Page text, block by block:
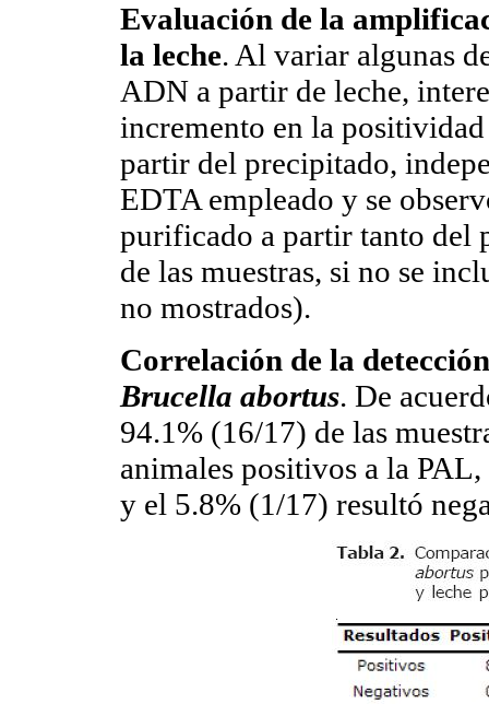
Evaluación de la
la leche. Al variar algunas
ADN a partir de leche,
incremento en la
partir del precipitado,
EDTA empleado y se
purificado a partir tanto del
de las muestras, si no se
no mostrados).
Correlación de la
Brucella abortus. De
94.1% (16/17) de las
animales positivos a la
y el 5.8% (1/17) resultó